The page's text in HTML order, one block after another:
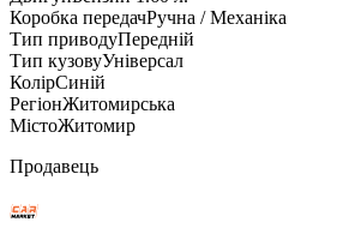
Коробка передачРучна / Механіка
Тип приводуПередній
Тип кузовуУніверсал
КолірСиній
РегіонЖитомирська
МістоЖитомир
Продавець